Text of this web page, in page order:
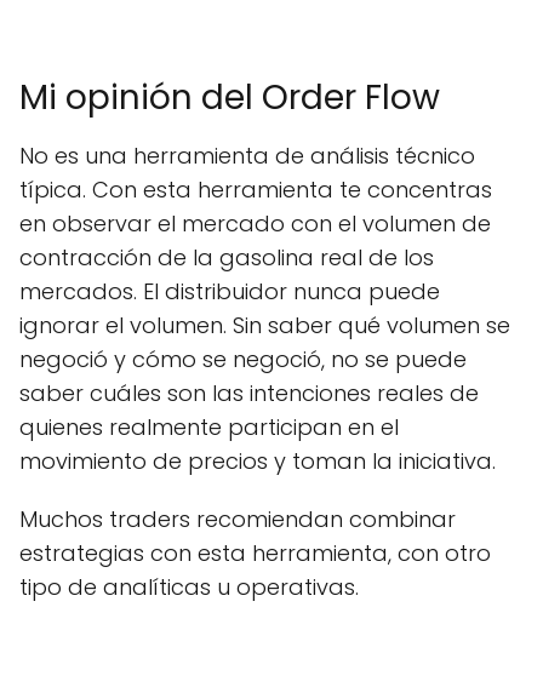
Mi opinión del Order Flow
No es una herramienta de análisis técnico
típica. Con esta herramienta te concentras
en observar el mercado con el volumen de
contracción de la gasolina real de los
mercados. El distribuidor nunca puede
ignorar el volumen. Sin saber qué volumen se
negoció y cómo se negoció, no se puede
saber cuáles son las intenciones reales de
quienes realmente participan en el
movimiento de precios y toman la iniciativa.
Muchos traders recomiendan combinar
estrategias con esta herramienta, con otro
tipo de analíticas u operativas.